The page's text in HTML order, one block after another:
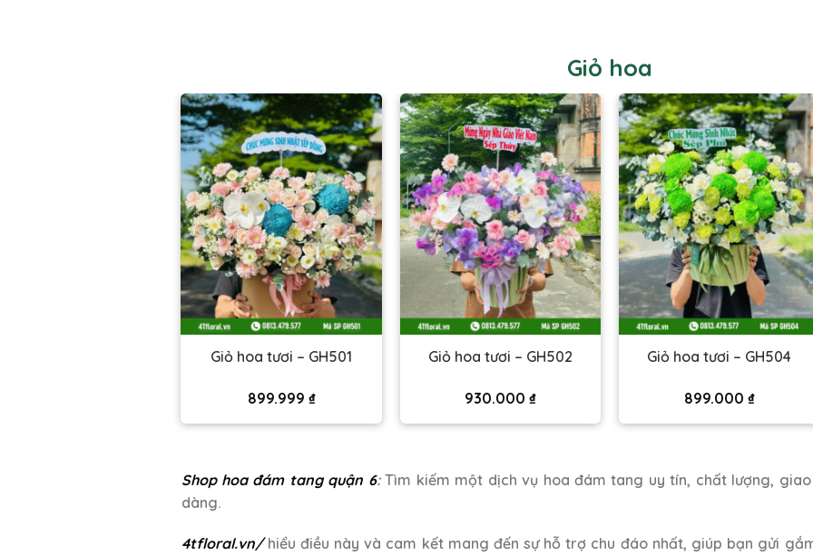
Giỏ hoa
Giỏ hoa tươi – GH501
899.999 ₫
Giỏ hoa tươi – GH502
930.000 ₫
Giỏ hoa tươi – GH504
899.000 ₫
Shop hoa đám tang quận 6:Tìm kiếm một dịch vụ hoa đám tang uy tín, chất lượng,
dàng.
4tfloral.vn/hiểu điều này và cam kết mang đến sự hỗ trợ chu đáo nhất, giúp bạn gửi